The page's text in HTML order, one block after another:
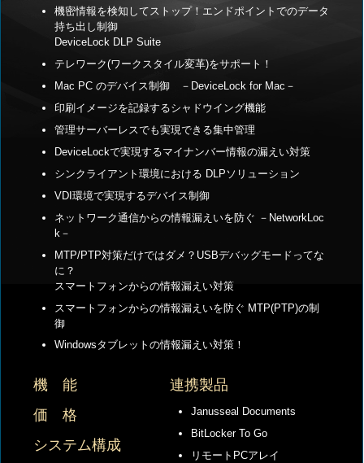
機密情報を検知してストップ！エンドポイントでのデータ
持ち出し制御
DeviceLock DLP Suite
テレワーク(ワークスタイル変革)をサポート！
Mac PC のデバイス制御 －DeviceLock for Mac－
印刷イメージを記録するシャドウイング機能
管理サーバーレスでも実現できる集中管理
DeviceLockで実現するマイナンバー情報の漏えい対策
シンクライアント環境における DLPソリューション
VDI環境で実現するデバイス制御
ネットワーク通信からの情報漏えいを防ぐ －NetworkLoc
k－
MTP/PTP対策だけではダメ？USBデバッグモードってな
に？
スマートフォンからの情報漏えい対策
スマートフォンからの情報漏えいを防ぐ MTP(PTP)の制
御
Windowsタブレットの情報漏えい対策！
機 能
価 格
システム構成
連携製品
Janusseal Documents
BitLocker To Go
リモートPCアレイ